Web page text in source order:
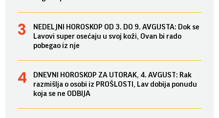
NEDELJNI HOROSKOP OD 3. DO 9. AVGUSTA: Dok se
Lavovi super osećaju u svoj koži, Ovan bi rado
pobegao iz nje
DNEVNI HOROSKOP ZA UTORAK, 4. AVGUST: Rak
razmišlja o osobi iz PROŠLOSTI, Lav dobija ponudu
koja se ne ODBIJA